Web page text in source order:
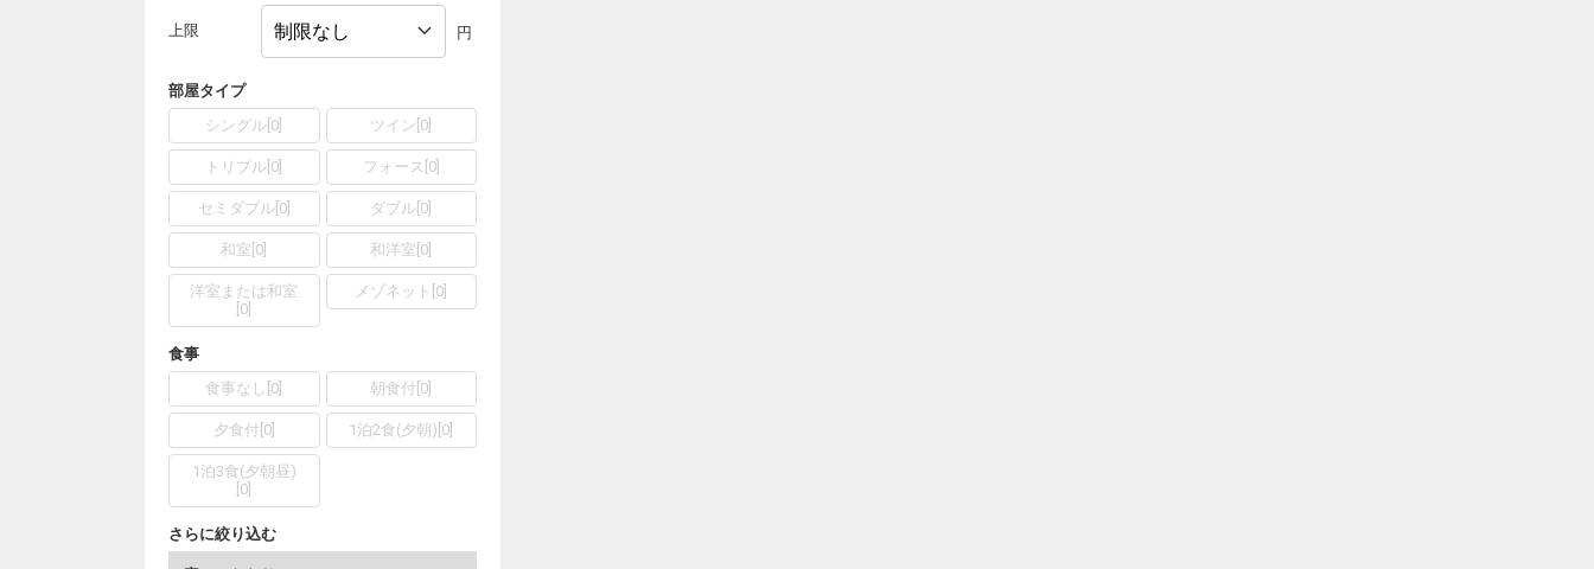
上限 円
部屋タイプ
シングル 0 ツイン 0
トリプル 0 フォース 0]
セミダブル[ 0] ダブル 0
和室 0 和洋室 0
洋室または和室
0
メゾネット 0
食事
食事なし 0 朝食付 0
夕食付 0] 1泊2食(夕朝) 0
1泊3食(夕朝昼)
0
さらに絞り込む